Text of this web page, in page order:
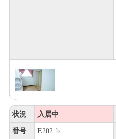
状況 入居中
番号 E202_b